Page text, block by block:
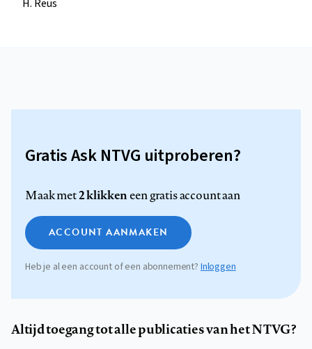
H. Reus
Gratis Ask NTVG uitproberen?
Maak met2 klikkeneen gratis account aan
ACCOUNT AANMAKEN
Heb je al een account of een abonnement? Inloggen
Altijd toegang tot alle publicaties van het NTVG?